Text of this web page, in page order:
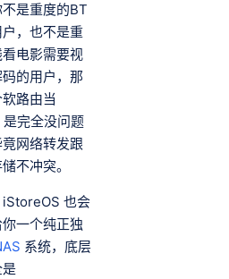
是重度的BT
，也不是重
电影需要视
的用户，那
路由当
是完全没问题
网络转发跟
不冲突。
iStoreOS 也会
一个纯正独
系统，底层